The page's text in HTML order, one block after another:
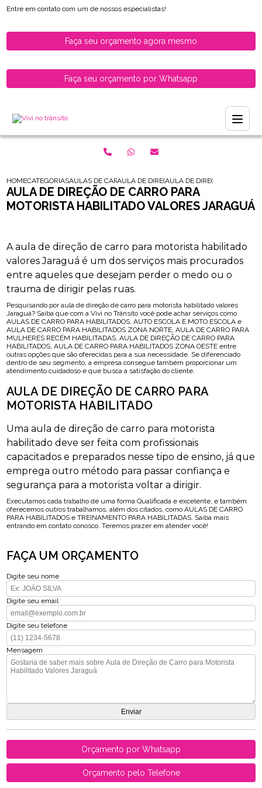
Entre em contato com um de nossos especialistas!
Faça seu orçamento agora mesmo
Faça seu orçamento por Whatsapp
HOMECATEGORIASAULAS DE CARRO PARA HABILITADOS
AULA DE DIRECAO PARA MOTORISTAS
AULA DE DIRECAO DE
AULA DE DIREÇÃO DE CARRO PARA
MOTORISTA HABILITADO VALORES JARAGUÁ
A aula de direção de carro para motorista habilitado
valores Jaraguá é um dos serviços mais procurados
entre aqueles que desejam perder o medo ou o
trauma de dirigir pelas ruas.
Pesquisando por aula de direção de carro para motorista habilitado valores
Jaraguá? Saiba que com a Vivi no Trânsito você pode achar serviços como
AULAS DE CARRO PARA HABILITADOS, AUTO ESCOLA E MOTO ESCOLA e
AULA DE CARRO PARA HABILITADOS ZONA NORTE, AULA DE CARRO PARA
MULHERES RECÉM HABILITADAS, AULA DE DIREÇÃO DE CARRO PARA
HABILITADOS, AULA DE CARRO PARA HABILITADOS ZONA OESTE entre
outras opções que são oferecidas para a sua necessidade. Se diferenciado
dentro de seu segmento, a empresa consegue também proporcionar um
atendimento cuidadoso e que busca a satisfação do cliente.
AULA DE DIREÇÃO DE CARRO PARA
MOTORISTA HABILITADO
Uma aula de direção de carro para motorista
habilitado deve ser feita com profissionais
capacitados e preparados nesse tipo de ensino, já que
emprega outro método para passar confiança e
segurança para a motorista voltar a dirigir.
Executamos cada trabalho de uma forma Qualificada e excelente, e também
oferecemos outros trabalhamos, além dos citados, como AULAS DE CARRO
PARA HABILITADOS e TREINAMENTO PARA HABILITADAS. Saiba mais
entrando em contato conosco. Teremos prazer em atender você!
FAÇA UM ORÇAMENTO
Digite seu nome
Digite seu email
Digite seu telefone
Mensagem
Orçamento por Whatsapp
Orçamento pelo Telefone